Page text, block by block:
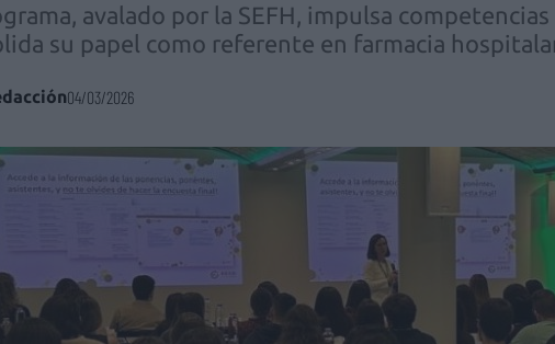
avalado por la SEFH, impulsa
su papel como referente en farmacia
04/03/2026